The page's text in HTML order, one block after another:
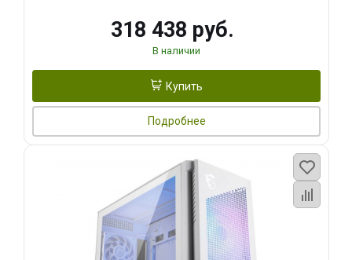
318 438 руб.
В наличии
Купить
Подробнее